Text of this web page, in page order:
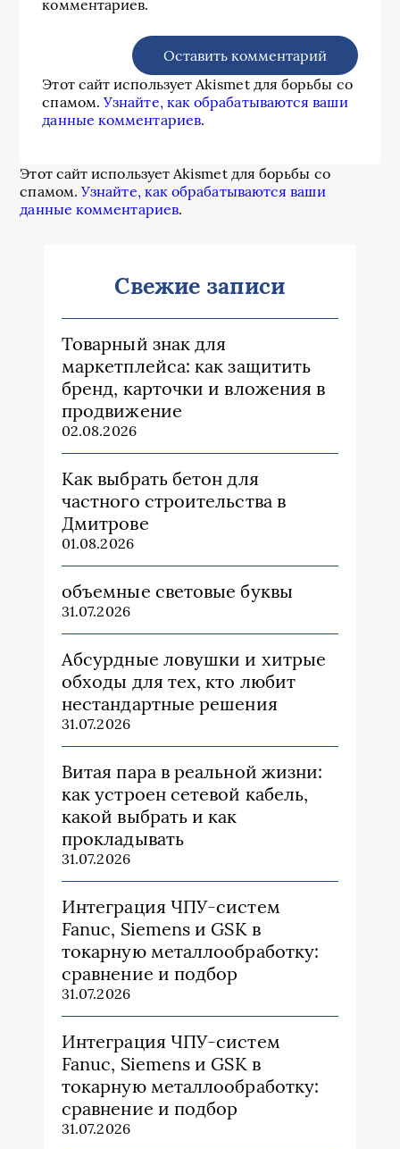
комментариев.
Этот сайт использует Akismet для борьбы со
спамом.Узнайте, как обрабатываются ваши
данные комментариев.
Этот сайт использует Akismet для борьбы со
спамом.Узнайте, как обрабатываются ваши
данные комментариев.
Свежие записи
Товарный знак для
маркетплейса: как защитить
бренд, карточки и вложения в
продвижение
02.08.2026
Как выбрать бетон для
частного строительства в
Дмитрове
01.08.2026
объемные световые буквы
31.07.2026
Абсурдные ловушки и хитрые
обходы для тех, кто любит
нестандартные решения
31.07.2026
Витая пара в реальной жизни:
как устроен сетевой кабель,
какой выбрать и как
прокладывать
31.07.2026
Интеграция ЧПУ-систем
Fanuc, Siemens и GSK в
токарную металлообработку:
сравнение и подбор
31.07.2026
Интеграция ЧПУ-систем
Fanuc, Siemens и GSK в
токарную металлообработку:
сравнение и подбор
31.07.2026